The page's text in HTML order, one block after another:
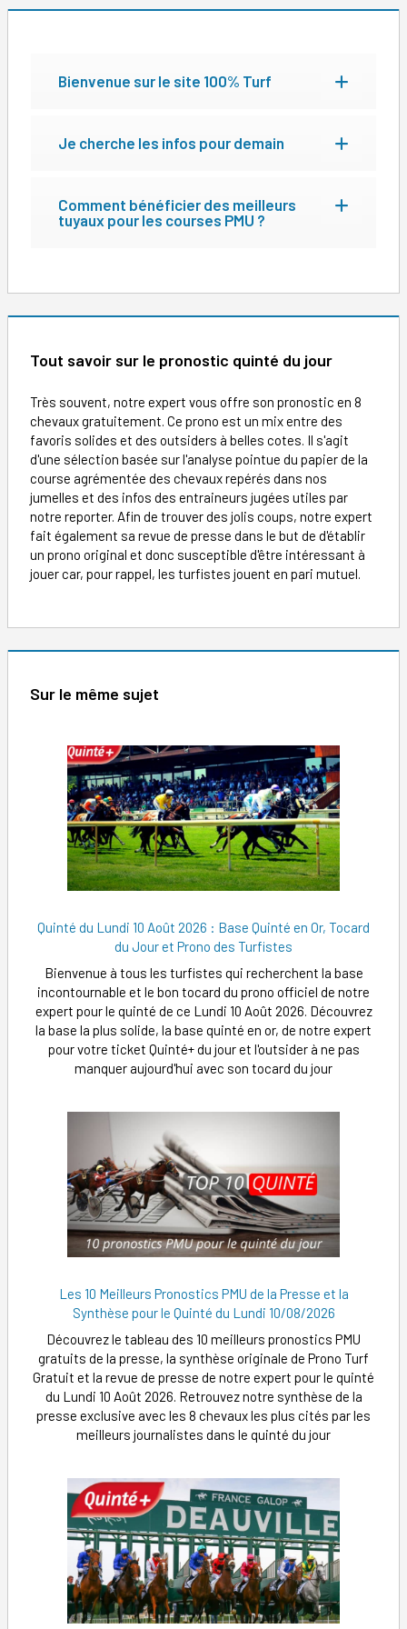
Bienvenue sur le site 100% Turf
Je cherche les infos pour demain
Comment bénéficier des meilleurs
tuyaux pour les courses PMU ?
Tout savoir sur le pronostic quinté du jour
Très souvent, notre expert vous offre son pronostic en 8
chevaux gratuitement. Ce prono est un mix entre des
favoris solides et des outsiders à belles cotes. Il s'agit
d'une sélection basée sur l'analyse pointue du papier de la
course agrémentée des chevaux repérés dans nos
jumelles et des infos des entraineurs jugées utiles par
notre reporter. Afin de trouver des jolis coups, notre expert
fait également sa revue de presse dans le but de d'établir
un prono original et donc susceptible d'être intéressant à
jouer car, pour rappel, les turfistes jouent en pari mutuel.
Sur le même sujet
Quinté du Lundi 10 Août 2026 : Base Quinté en Or, Tocard
du Jour et Prono des Turfistes
Bienvenue à tous les turfistes qui recherchent la base
incontournable et le bon tocard du prono officiel de notre
expert pour le quinté de ce Lundi 10 Août 2026. Découvrez
la base la plus solide, la base quinté en or, de notre expert
pour votre ticket Quinté+ du jour et l'outsider à ne pas
manquer aujourd'hui avec son tocard du jour
Les 10 Meilleurs Pronostics PMU de la Presse et la
Synthèse pour le Quinté du Lundi 10/08/2026
Découvrez le tableau des 10 meilleurs pronostics PMU
gratuits de la presse, la synthèse originale de Prono Turf
Gratuit et la revue de presse de notre expert pour le quinté
du Lundi 10 Août 2026. Retrouvez notre synthèse de la
presse exclusive avec les 8 chevaux les plus cités par les
meilleurs journalistes dans le quinté du jour